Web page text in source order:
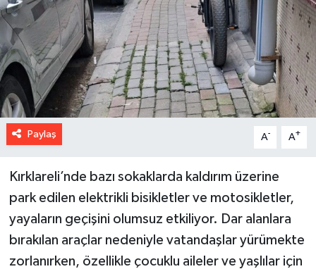
Paylaş A- A+
Kırklareli’nde bazı sokaklarda kaldırım üzerine
park edilen elektrikli bisikletler ve motosikletler,
yayaların geçişini olumsuz etkiliyor. Dar alanlara
bırakılan araçlar nedeniyle vatandaşlar yürümekte
zorlanırken, özellikle çocuklu aileler ve yaşlılar için